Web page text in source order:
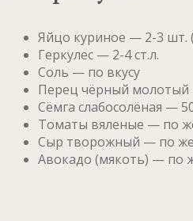
Яйцо куриное — 2-3 шт.
Геркулес — 2-4 ст.л.
Соль — по вкусу
Перец чёрный молотый
Сёмга слабосолёная —
Томаты вяленые — по
Сыр творожный — по
Авокадо (мякоть) — по